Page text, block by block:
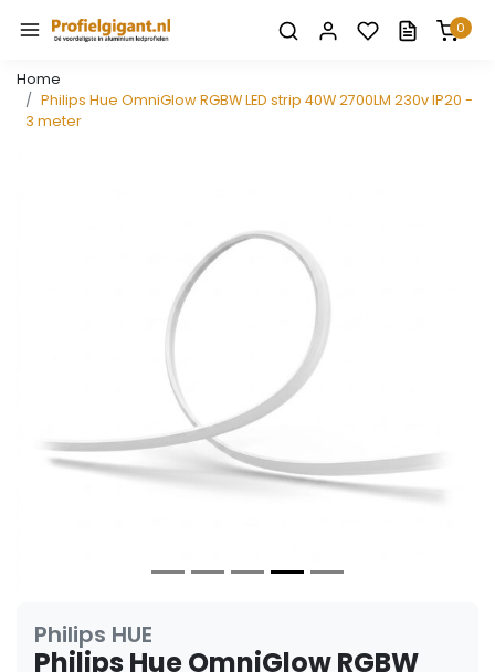
0
Home
Philips Hue OmniGlow RGBW LED strip 40W 2700LM 230v IP20 -
3 meter
Philips HUE
Philips Hue OmniGlow RGBW